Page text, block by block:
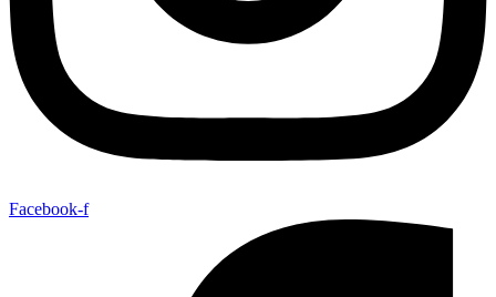
Facebook-f